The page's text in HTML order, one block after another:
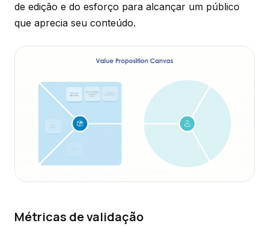
de edição e do esforço para alcançar um público
que aprecia seu conteúdo.
Métricas de validação